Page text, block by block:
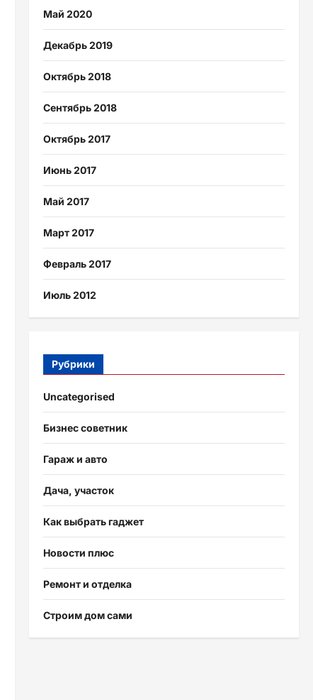
Май 2020
Декабрь 2019
Октябрь 2018
Сентябрь 2018
Октябрь 2017
Июнь 2017
Май 2017
Март 2017
Февраль 2017
Июль 2012
Рубрики
Uncategorised
Бизнес советник
Гараж и авто
Дача, участок
Как выбрать гаджет
Новости плюс
Ремонт и отделка
Строим дом сами